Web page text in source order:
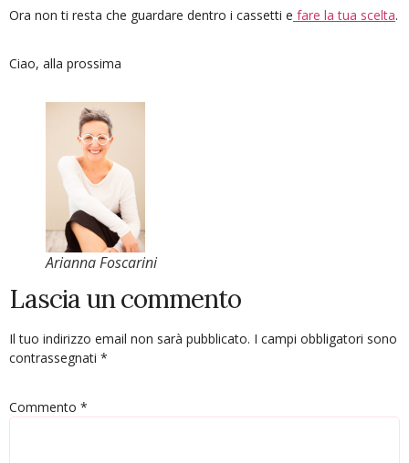
Ora non ti resta che guardare dentro i cassetti e fare la tua scelta.
Ciao, alla prossima
Arianna Foscarini
Lascia un commento
Il tuo indirizzo email non sarà pubblicato. I campi obbligatori sono
contrassegnati *
Commento *